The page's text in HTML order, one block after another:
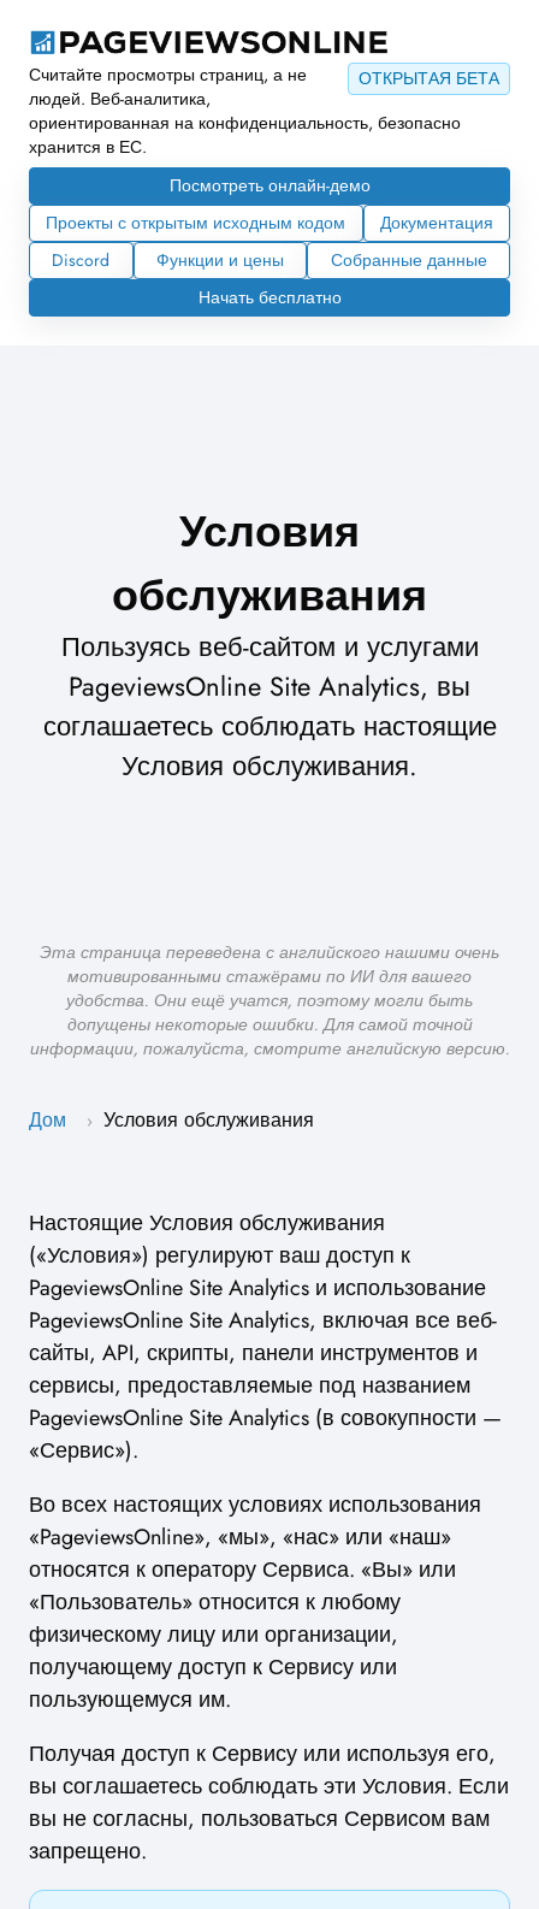
ОТКРЫТАЯ БЕТА
Считайте просмотры страниц, а не
людей. Веб-аналитика,
ориентированная на конфиденциальность, безопасно
хранится в ЕС.
Посмотреть онлайн-демо
Проекты с открытым исходным кодом
Документация
Discord
Функции и цены
Собранные данные
Начать бесплатно
Условия
обслуживания
Пользуясь веб-сайтом и услугами
PageviewsOnline Site Analytics, вы
соглашаетесь соблюдать настоящие
Условия обслуживания.
Эта страница переведена с английского нашими очень
мотивированными стажёрами по ИИ для вашего
удобства. Они ещё учатся, поэтому могли быть
допущены некоторые ошибки. Для самой точной
информации, пожалуйста, смотрите английскую версию.
Дом › Условия обслуживания
Настоящие Условия обслуживания
(«Условия») регулируют ваш доступ к
PageviewsOnline Site Analytics и использование
PageviewsOnline Site Analytics, включая все веб-
сайты, API, скрипты, панели инструментов и
сервисы, предоставляемые под названием
PageviewsOnline Site Analytics (в совокупности —
«Сервис»).
Во всех настоящих условиях использования
«PageviewsOnline», «мы», «нас» или «наш»
относятся к оператору Сервиса. «Вы» или
«Пользователь» относится к любому
физическому лицу или организации,
получающему доступ к Сервису или
пользующемуся им.
Получая доступ к Сервису или используя его,
вы соглашаетесь соблюдать эти Условия. Если
вы не согласны, пользоваться Сервисом вам
запрещено.